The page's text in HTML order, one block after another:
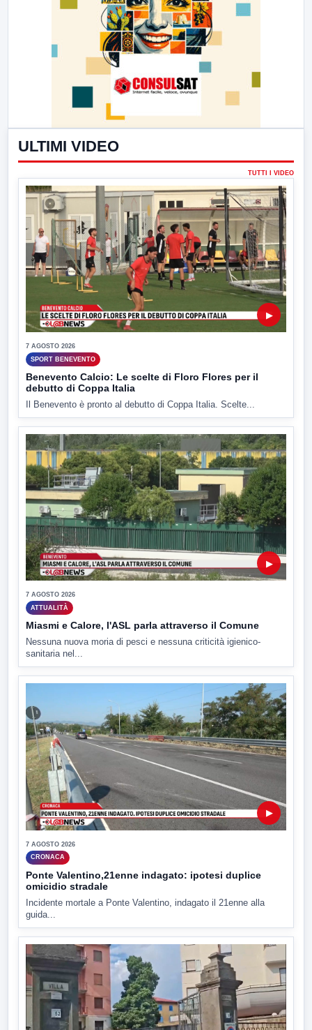
ULTIMI VIDEO
TUTTI I VIDEO
▶
7 AGOSTO 2026
SPORT BENEVENTO
Benevento Calcio: Le scelte di Floro Flores per il
debutto di Coppa Italia
Il Benevento è pronto al debutto di Coppa Italia. Scelte...
▶
7 AGOSTO 2026
ATTUALITÀ
Miasmi e Calore, l'ASL parla attraverso il Comune
Nessuna nuova moria di pesci e nessuna criticità igienico-
sanitaria nel...
▶
7 AGOSTO 2026
CRONACA
Ponte Valentino,21enne indagato: ipotesi duplice
omicidio stradale
Incidente mortale a Ponte Valentino, indagato il 21enne alla
guida...